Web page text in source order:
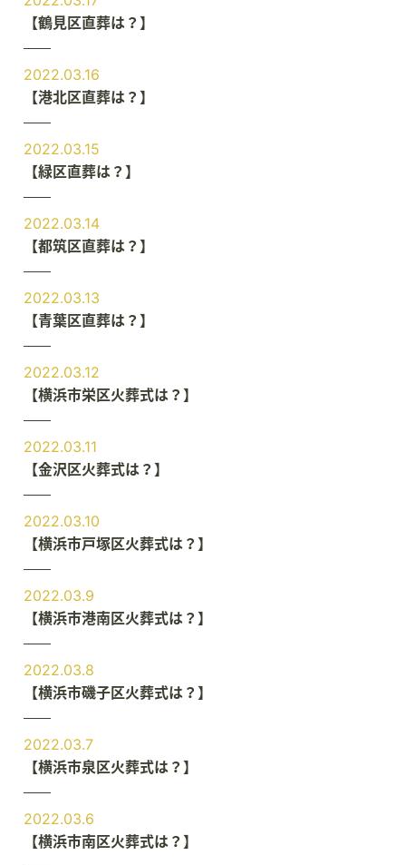
【鶴見区直葬は？】
2022.03.16
【港北区直葬は？】
2022.03.15
【緑区直葬は？】
2022.03.14
【都筑区直葬は？】
2022.03.13
【青葉区直葬は？】
2022.03.12
【横浜市栄区火葬式は？】
2022.03.11
【金沢区火葬式は？】
2022.03.10
【横浜市戸塚区火葬式は？】
2022.03.9
【横浜市港南区火葬式は？】
2022.03.8
【横浜市磯子区火葬式は？】
2022.03.7
【横浜市泉区火葬式は？】
2022.03.6
【横浜市南区火葬式は？】